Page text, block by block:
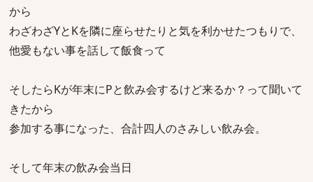
から
わざわざYとKを隣に座らせたりと気を利かせたつもりで、
他愛もない事を話して飯食って
そしたらKが年末にPと飲み会するけど来るか？って聞いて
きたから
参加する事になった、合計四人のさみしい飲み会。
そして年末の飲み会当日